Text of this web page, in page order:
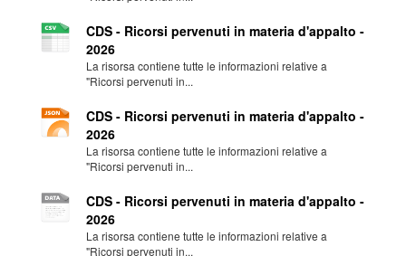
CDS - Ricorsi pervenuti in materia d'appalto -
2026
La risorsa contiene tutte le informazioni relative a
"Ricorsi pervenuti in...
CDS - Ricorsi pervenuti in materia d'appalto -
2026
La risorsa contiene tutte le informazioni relative a
"Ricorsi pervenuti in...
CDS - Ricorsi pervenuti in materia d'appalto -
2026
La risorsa contiene tutte le informazioni relative a
"Ricorsi pervenuti in...